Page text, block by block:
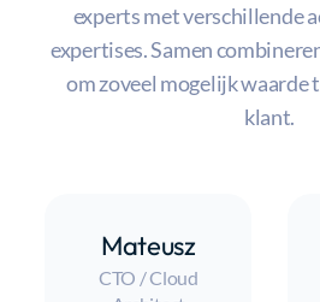
experts met verschillende
expertises. Samen
om zoveel mogelijk waarde
klant.
Jan
AI Engineer